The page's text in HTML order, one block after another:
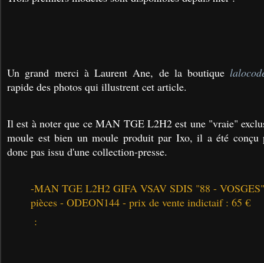
Un grand merci à Laurent Ane, de la boutique
rapide des photos qui illustrent cet article.
Il est à noter que ce MAN TGE L2H2 est une "vraie"
moule est bien un moule produit par Ixo, il a été conçu
donc pas issu d'une collection-presse.
-MAN TGE L2H2 GIFA VSAV SDIS "88 -
pièces - ODEON144 - prix de vente indictaif : 65 €
: